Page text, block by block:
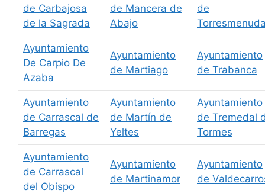
de Carbajosa
de la Sagrada
de Mancera de
Abajo
de
Ayuntamiento
De Carpio De
Azaba
Ayuntamiento
de Martiago
Ayuntamiento
de Trabanca
Ayuntamiento
de Carrascal de
Barregas
Ayuntamiento
de Martín de
Yeltes
Ayuntamiento
de Tremedal
Tormes
Ayuntamiento
de Carrascal
del Obispo
Ayuntamiento
de Martinamor
Ayuntamiento
de